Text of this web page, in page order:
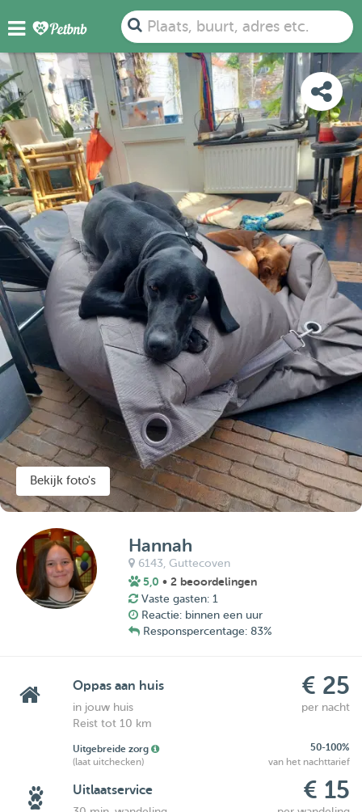
Plaats, buurt, adres etc.
FOTO'S BEOORDELINGEN KAART
Bekijk foto's
Hannah
6143,Guttecoven
5,0 • 2 beoordelingen
Vaste gasten: 1
Reactie: binnen een uur
Responspercentage: 83%
Oppas aan huis € 25
in jouw huis
per nacht
Reist tot 10 km
Uitgebreide zorg
50-100%
(laat uitchecken)
van het nachttarief
Uitlaatservice € 15